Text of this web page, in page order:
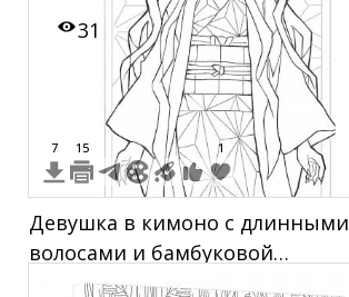
31
7 15 1
Девушка в кимоно с длинными
волосами и бамбуковой
накладкой во рту, на фоне